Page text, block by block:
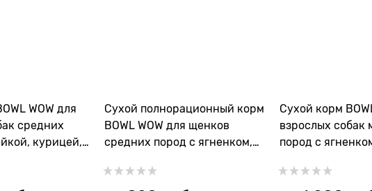
WOW для
средних
курицей,
Сухой полнорационный корм
BOWL WOW для щенков
средних пород с ягненком,
добавлением брусники
Сухой корм
взрослых собак
пород с